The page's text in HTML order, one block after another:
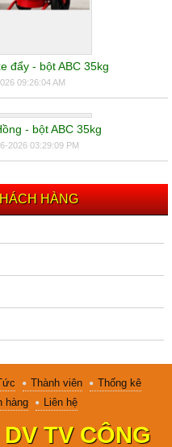
đẩy - bột ABC 35kg
09:26:04 AM
- bột ABC 35kg
2026 03:29:09 PM
HÀNG
Thành viên
Thống kê
hàng
Liên hệ
TV CÔNG